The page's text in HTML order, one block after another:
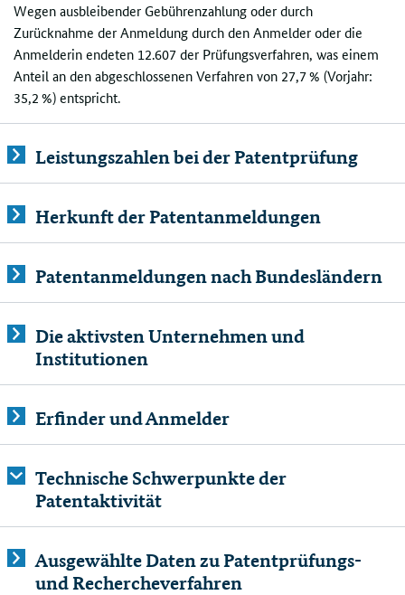
Wegen ausbleibender Gebührenzahlung oder durch
Zurücknahme der Anmeldung durch den Anmelder oder die
Anmelderin endeten 12.607 der Prüfungsverfahren, was einem
Anteil an den abgeschlossenen Verfahren von 27,7 % (Vorjahr:
35,2 %) entspricht.
Leistungszahlen bei der Patentprüfung
Herkunft der Patentanmeldungen
Patentanmeldungen nach Bundesländern
Die aktivsten Unternehmen und
Institutionen
Erfinder und Anmelder
Technische Schwerpunkte der
Patentaktivität
Ausgewählte Daten zu Patentprüfungs-
und Rechercheverfahren